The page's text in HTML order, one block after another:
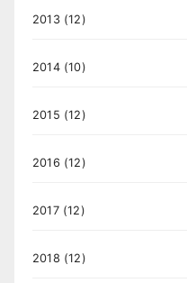
2013(12)
2014(10)
2015 (12)
2016 (12)
2017(12)
2018 (12)